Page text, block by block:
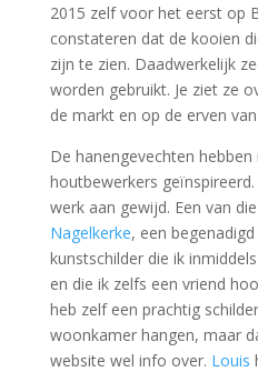
2015 zelf voor het eerst op
constateren dat de kooien
zijn te zien. Daadwerkelijk
worden gebruikt. Je ziet ze
de markt en op de erven
De hanengevechten hebben
houtbewerkers
werk aan gewijd. Een van
Nagelkerke, een
kunstschilder die ik
en die ik zelfs een vriend
heb zelf een prachtig
woonkamer hangen, maar
website wel info over. Louis